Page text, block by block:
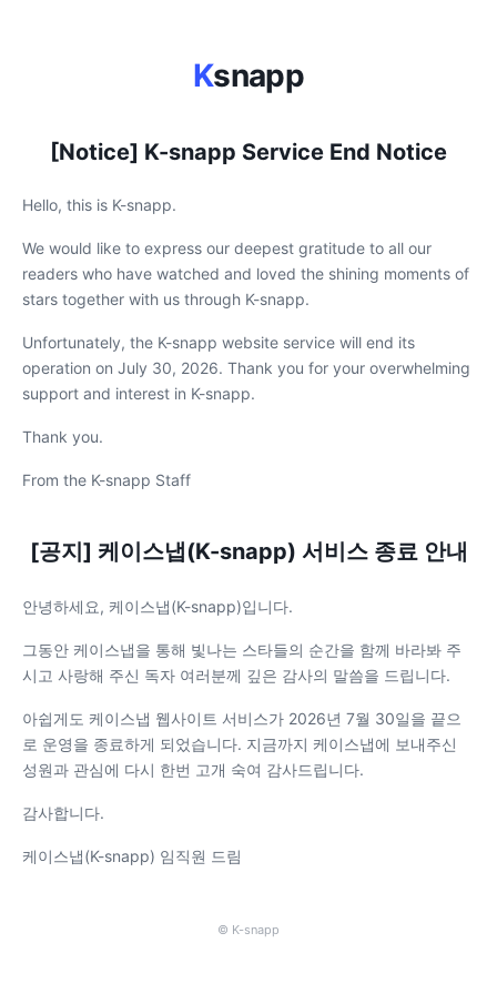
Ksnapp
[Notice] K-snapp Service End Notice
Hello, this is K-snapp.
We would like to express our deepest gratitude to all our
readers who have watched and loved the shining moments of
stars together with us through K-snapp.
Unfortunately, the K-snapp website service will end its
operation on July 30, 2026. Thank you for your overwhelming
support and interest in K-snapp.
Thank you.
From the K-snapp Staff
[공지] 케이스냅(K-snapp) 서비스 종료 안내
안녕하세요, 케이스냅(K-snapp)입니다.
그동안 케이스냅을 통해 빛나는 스타들의 순간을 함께 바라봐 주
시고 사랑해 주신 독자 여러분께 깊은 감사의 말씀을 드립니다.
아쉽게도 케이스냅 웹사이트 서비스가 2026년 7월 30일을 끝으
로 운영을 종료하게 되었습니다. 지금까지 케이스냅에 보내주신
성원과 관심에 다시 한번 고개 숙여 감사드립니다.
감사합니다.
케이스냅(K-snapp) 임직원 드림
© K-snapp